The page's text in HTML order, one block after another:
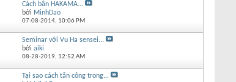
Cách bận HAKAMA...
bởi MinhDao
07-08-2014, 10:06 PM
Seminar với Vu Ha sensei...
bởi aiki
08-28-2019, 12:52 AM
Tại sao cách tấn công trong...